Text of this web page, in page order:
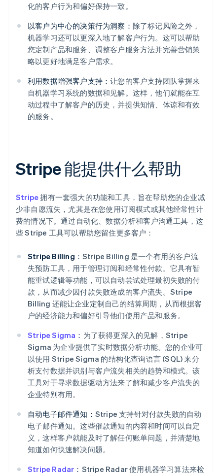
化的客户行为和偏好保持一致。
以客户为中心的决策行为洞察： 除了标记风险之外，
机器学习还可以更深入地了解客户行为。这可以帮助
您定制产品和服务、调整客户服务方法并完善营销策
略以更好地满足客户需求。
利用数据增强客户支持：让您的客户支持团队掌握来
自机器学习系统的数据和见解。这样，他们就能在互
动过程中了解客户的历史，并提供知情、体谅和有效
的服务。
Stripe 能提供什么帮助
Stripe拥有一套强大的功能和工具，旨在帮助您的企业减
少非自愿流失，尤其是在您使用订阅模式或其他经常性计
费的情况下。通过自动化、数据分析和客户沟通工具，这
些 Stripe 工具可以帮助您留住更多客户：
Stripe Billing： Stripe Billing 是一个有用的客户流
失预防工具，用于管理订阅和经常性付款。它具有智
能重试逻辑等功能，可以自动尝试处理最初失败的付
款，从而减少因付款失败造成的客户流失。Stripe
Billing 还能让企业定制自己的结算周期，从而根据客
户的经济能力和偏好引导他们使用产品和服务。
Stripe Sigma ： 为了获得更深入的见解，Stripe
Sigma 为企业提供了实时数据分析功能。您的企业可
以使用 Stripe Sigma 的结构化查询语言 (SQL) 来分
析支付数据并识别与客户流失相关的趋势和模式。该
工具对于寻求数据驱动方法来了解和减少客户流失的
企业特别有用。
自动电子邮件通知： Stripe 支持针对付款失败的自动
电子邮件通知。这些催款通知的内容和时间可以自定
义，这样客户就能及时了解任何账单问题，并清楚地
知道如何快速解决问题。
Stripe Radar ： Stripe Radar 使用机器学习算法来检